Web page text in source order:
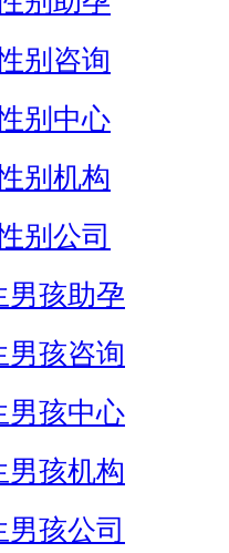
别咨询
别中心
别机构
别公司
男孩助孕
男孩咨询
男孩中心
男孩机构
孩公司